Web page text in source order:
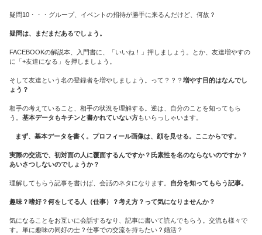
疑問10・・・グループ、イベントの招待が勝手に来るんだけど、何故？
疑問は、まだまだあるでしょう。
FACEBOOKの解説本、入門書に、「いいね！」押しましょう。とか、友達増やすの
に「+友達になる」を押しましょう。
そして友達という名の登録者を増やしましょう。って？？？ 増やす目的はなんでし
ょう？
相手の考えていること、相手の状況を理解する。逆は、自分のことを知ってもら
う。 基本データもキチンと書かれていない方もいらっしゃいます。
まず、基本データを書く。プロフィール画像は、顔を見せる。ここからです。
実際の交流で、初対面の人に覆面するんですか？氏素性を名のならないのですか？
あいさつしないのでしょうか？
理解してもらう記事を書けば、会話のネタになります。 自分を知ってもらう記事。
趣味？嗜好？何をしてる人（仕事）？考え方？って気になりませんか？
気になることをお互いに会話するなり、記事に書いて読んでもらう。交流も様々で
す。単に趣味の同好の士？仕事での交流を持ちたい？婚活？